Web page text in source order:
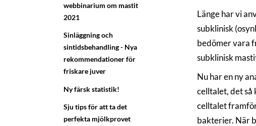
webbinarium om mastit
2021
Sinläggning och
sintidsbehandling - Nya
rekommendationer för
friskare juver
Ny färsk statistik!
Sju tips för att ta det
perfekta mjölkprovet
Länge har vi
subklinisk
bedömer vara
subklinisk
Nu har en ny
celltalet, det så
celltalet
bakterier. När